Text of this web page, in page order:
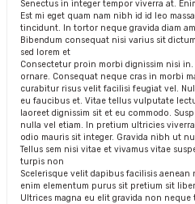
Senectus in integer tempor viverra at.
Est mi eget quam nam nibh id id leo
tincidunt. In tortor neque gravida diam
Bibendum consequat nisi varius sit
sed lorem et
Consectetur proin morbi dignissim nisi
ornare. Consequat neque cras in morbi
curabitur risus velit facilisi feugiat vel.
eu faucibus et. Vitae tellus vulputate
laoreet dignissim sit et eu commodo.
nulla vel etiam. In pretium ultricies
odio mauris sit integer. Gravida nibh ut
Tellus sem nisi vitae et vivamus vitae
turpis non
Scelerisque velit dapibus facilisis
enim elementum purus sit pretium sit
Ultrices magna eu elit gravida non neque